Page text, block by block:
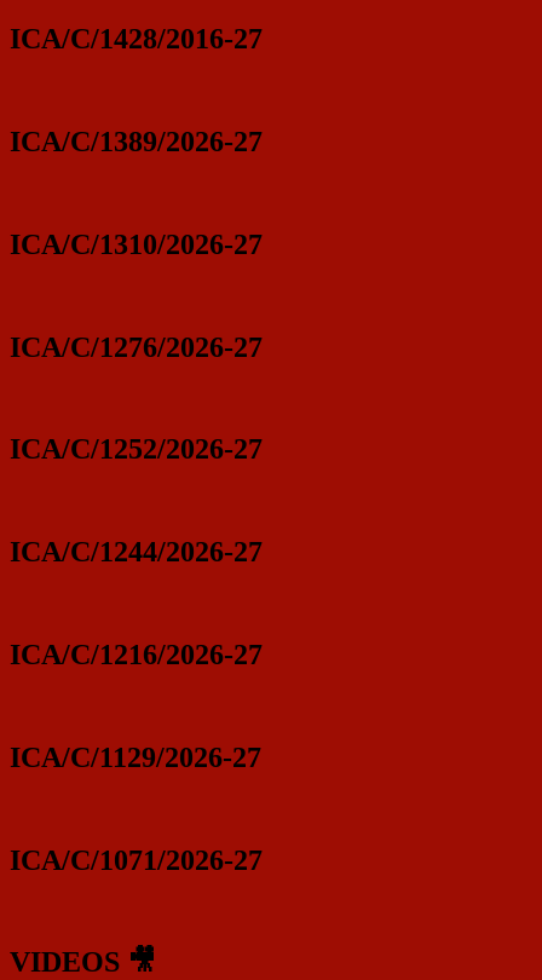
ICA/C/1428/2016-27
ICA/C/1389/2026-27
ICA/C/1310/2026-27
ICA/C/1276/2026-27
ICA/C/1252/2026-27
ICA/C/1244/2026-27
ICA/C/1216/2026-27
ICA/C/1129/2026-27
ICA/C/1071/2026-27
VIDEOS 🎥